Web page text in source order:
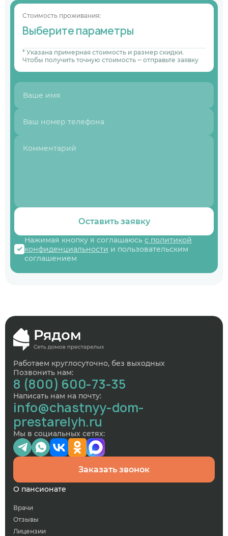
Стоимость проживания:
Выберите параметры
* Указана примерная стоимость и размер скидки.
Чтобы получить точную стоимость ‒ отправьте заявку
Оставить заявку
Нажимая кнопку я соглашаюсь с политикой
конфиденциальности и пользовательским
соглашением
Работаем круглосуточно, без выходных
Позвонить нам:
8 (800) 600-73-35
Написать нам на почту:
info@chastnyy-dom-
prestarelyh.ru
Мы в социальных сетях:
Заказать звонок
О пансионате
Врачи
Отзывы
Лицензии